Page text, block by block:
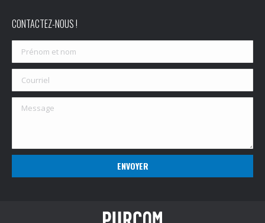
CONTACTEZ-NOUS !